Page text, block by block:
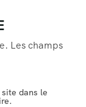
Les champs
dans le